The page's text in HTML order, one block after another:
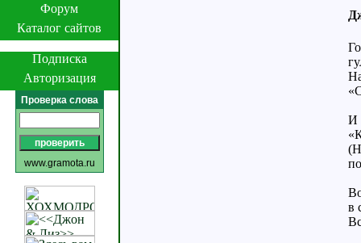
Форум
Каталог сайтов
Подписка
Авторизация
Проверка слова
www.gramota.ru
И
в